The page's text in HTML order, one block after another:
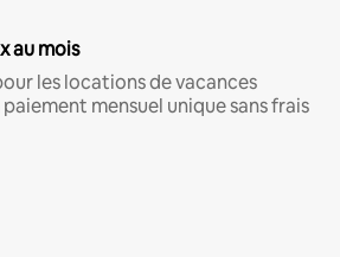
au mois
les locations de vacances
mensuel unique sans frais